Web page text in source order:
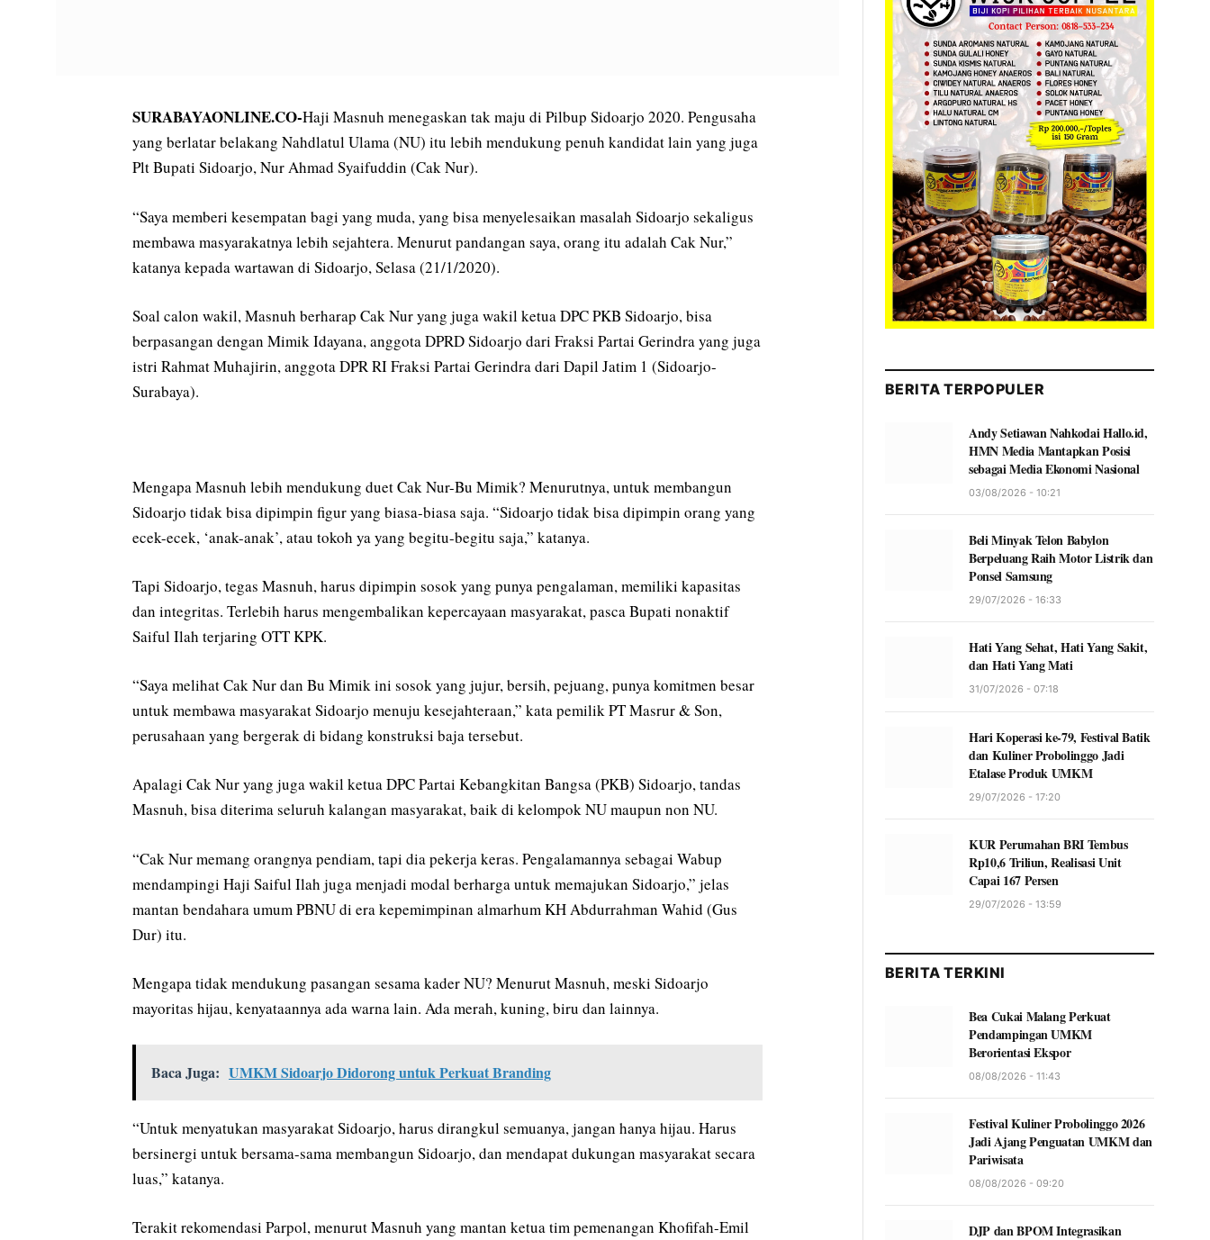
SURABAYAONLINE.CO-Haji Masnuh menegaskan tak maju di Pilbup Sidoarjo 2020. Pengusaha
yang berlatar belakang Nahdlatul Ulama (NU) itu lebih mendukung penuh kandidat lain yang juga
Plt Bupati Sidoarjo, Nur Ahmad Syaifuddin (Cak Nur).
“Saya memberi kesempatan bagi yang muda, yang bisa menyelesaikan masalah Sidoarjo sekaligus
membawa masyarakatnya lebih sejahtera. Menurut pandangan saya, orang itu adalah Cak Nur,”
katanya kepada wartawan di Sidoarjo, Selasa (21/1/2020).
Soal calon wakil, Masnuh berharap Cak Nur yang juga wakil ketua DPC PKB Sidoarjo, bisa
berpasangan dengan Mimik Idayana, anggota DPRD Sidoarjo dari Fraksi Partai Gerindra yang juga
istri Rahmat Muhajirin, anggota DPR RI Fraksi Partai Gerindra dari Dapil Jatim 1 (Sidoarjo-
Surabaya).
Mengapa Masnuh lebih mendukung duet Cak Nur-Bu Mimik? Menurutnya, untuk membangun
Sidoarjo tidak bisa dipimpin figur yang biasa-biasa saja. “Sidoarjo tidak bisa dipimpin orang yang
ecek-ecek, ‘anak-anak’, atau tokoh ya yang begitu-begitu saja,” katanya.
Tapi Sidoarjo, tegas Masnuh, harus dipimpin sosok yang punya pengalaman, memiliki kapasitas
dan integritas. Terlebih harus mengembalikan kepercayaan masyarakat, pasca Bupati nonaktif
Saiful Ilah terjaring OTT KPK.
“Saya melihat Cak Nur dan Bu Mimik ini sosok yang jujur, bersih, pejuang, punya komitmen besar
untuk membawa masyarakat Sidoarjo menuju kesejahteraan,” kata pemilik PT Masrur & Son,
perusahaan yang bergerak di bidang konstruksi baja tersebut.
Apalagi Cak Nur yang juga wakil ketua DPC Partai Kebangkitan Bangsa (PKB) Sidoarjo, tandas
Masnuh, bisa diterima seluruh kalangan masyarakat, baik di kelompok NU maupun non NU.
“Cak Nur memang orangnya pendiam, tapi dia pekerja keras. Pengalamannya sebagai Wabup
mendampingi Haji Saiful Ilah juga menjadi modal berharga untuk memajukan Sidoarjo,” jelas
mantan bendahara umum PBNU di era kepemimpinan almarhum KH Abdurrahman Wahid (Gus
Dur) itu.
Mengapa tidak mendukung pasangan sesama kader NU? Menurut Masnuh, meski Sidoarjo
mayoritas hijau, kenyataannya ada warna lain. Ada merah, kuning, biru dan lainnya.
Baca Juga: UMKM Sidoarjo Didorong untuk Perkuat Branding
“Untuk menyatukan masyarakat Sidoarjo, harus dirangkul semuanya, jangan hanya hijau. Harus
bersinergi untuk bersama-sama membangun Sidoarjo, dan mendapat dukungan masyarakat secara
luas,” katanya.
Terakit rekomendasi Parpol, menurut Masnuh yang mantan ketua tim pemenangan Khofifah-Emil
BERITA TERPOPULER
Andy Setiawan Nahkodai Hallo.id,
HMN Media Mantapkan Posisi
sebagai Media Ekonomi Nasional
03/08/2026 - 10:21
Beli Minyak Telon Babylon
Berpeluang Raih Motor Listrik dan
Ponsel Samsung
29/07/2026 - 16:33
Hati Yang Sehat, Hati Yang Sakit,
dan Hati Yang Mati
31/07/2026 - 07:18
Hari Koperasi ke-79, Festival Batik
dan Kuliner Probolinggo Jadi
Etalase Produk UMKM
29/07/2026 - 17:20
KUR Perumahan BRI Tembus
Rp10,6 Triliun, Realisasi Unit
Capai 167 Persen
29/07/2026 - 13:59
BERITA TERKINI
Bea Cukai Malang Perkuat
Pendampingan UMKM
Berorientasi Ekspor
08/08/2026 - 11:43
Festival Kuliner Probolinggo 2026
Jadi Ajang Penguatan UMKM dan
Pariwisata
08/08/2026 - 09:20
DJP dan BPOM Integrasikan